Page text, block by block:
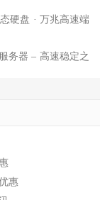
硬盘 · 万兆高速端
务器 – 高速稳定之
惠